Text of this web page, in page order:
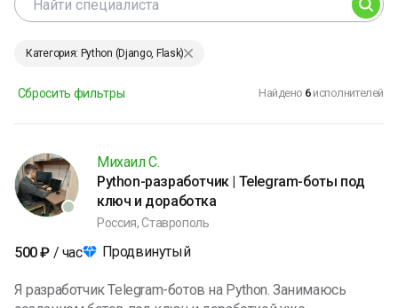
Категория: Python (Django, Flask)
Сбросить фильтры Найдено 6 исполнителей
Михаил С.
Python-разработчик | Telegram-боты под
ключ и доработка
Россия, Ставрополь
500₽ / час Продвинутый
Я разработчик Telegram-ботов на Python. Занимаюсь